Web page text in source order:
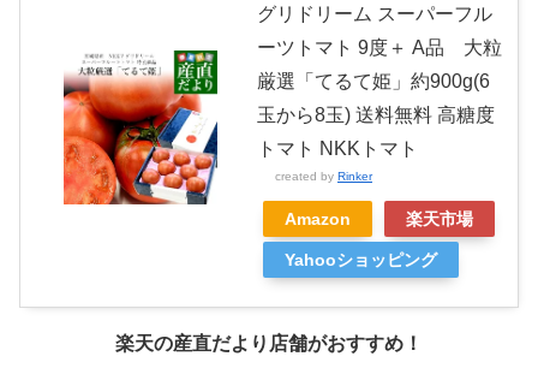
グリドリーム スーパーフル
ーツトマト 9度＋ A品 大粒
厳選「てるて姫」約900g(6
玉から8玉) 送料無料 高糖度
トマト NKKトマト
created by Rinker
Amazon 楽天市場
Yahooショッピング
楽天の産直だより店舗がおすすめ！